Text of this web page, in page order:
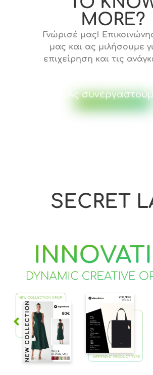
MORE?
Γνώρισέ μας!
μας και ας μιλήσουμε
επιχείρηση και τις
Ας
SECRET